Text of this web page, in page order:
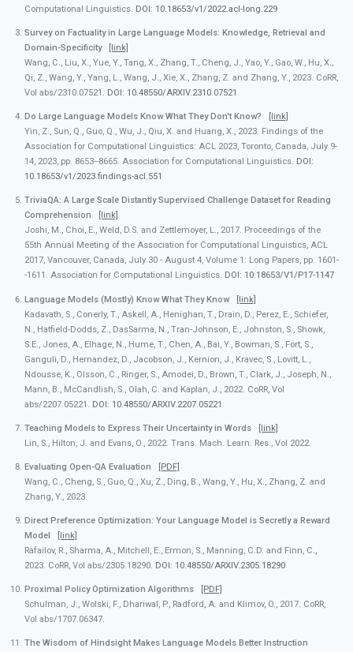
Computational Linguistics. DOI: 10.18653/v1/2022.acl-long.229
Survey on Factuality in Large Language Models: Knowledge, Retrieval and
Domain-Specificity
[link]
Wang, C., Liu, X., Yue, Y., Tang, X., Zhang, T., Cheng, J., Yao, Y., Gao, W., Hu, X.,
Qi, Z., Wang, Y., Yang, L., Wang, J., Xie, X., Zhang, Z. and Zhang, Y., 2023. CoRR,
Vol abs/2310.07521. DOI: 10.48550/ARXIV.2310.07521
Do Large Language Models Know What They Don't Know?
[link]
Yin, Z., Sun, Q., Guo, Q., Wu, J., Qiu, X. and Huang, X., 2023. Findings of the
Association for Computational Linguistics: ACL 2023, Toronto, Canada, July 9-
14, 2023, pp. 8653--8665. Association for Computational Linguistics. DOI:
10.18653/v1/2023.findings-acl.551
TriviaQA: A Large Scale Distantly Supervised Challenge Dataset for Reading
Comprehension
[link]
Joshi, M., Choi, E., Weld, D.S. and Zettlemoyer, L., 2017. Proceedings of the
55th Annual Meeting of the Association for Computational Linguistics, ACL
2017, Vancouver, Canada, July 30 - August 4, Volume 1: Long Papers, pp. 1601-
-1611. Association for Computational Linguistics. DOI: 10.18653/V1/P17-1147
Language Models (Mostly) Know What They Know
[link]
Kadavath, S., Conerly, T., Askell, A., Henighan, T., Drain, D., Perez, E., Schiefer,
N., Hatfield-Dodds, Z., DasSarma, N., Tran-Johnson, E., Johnston, S., Showk,
S.E., Jones, A., Elhage, N., Hume, T., Chen, A., Bai, Y., Bowman, S., Fort, S.,
Ganguli, D., Hernandez, D., Jacobson, J., Kernion, J., Kravec, S., Lovitt, L.,
Ndousse, K., Olsson, C., Ringer, S., Amodei, D., Brown, T., Clark, J., Joseph, N.,
Mann, B., McCandlish, S., Olah, C. and Kaplan, J., 2022. CoRR, Vol
abs/2207.05221. DOI: 10.48550/ARXIV.2207.05221
Teaching Models to Express Their Uncertainty in Words
[link]
Lin, S., Hilton, J. and Evans, O., 2022. Trans. Mach. Learn. Res., Vol 2022.
Evaluating Open-QA Evaluation
[PDF]
Wang, C., Cheng, S., Guo, Q., Xu, Z., Ding, B., Wang, Y., Hu, X., Zhang, Z. and
Zhang, Y., 2023.
Direct Preference Optimization: Your Language Model is Secretly a Reward
Model
[link]
Rafailov, R., Sharma, A., Mitchell, E., Ermon, S., Manning, C.D. and Finn, C.,
2023. CoRR, Vol abs/2305.18290. DOI: 10.48550/ARXIV.2305.18290
Proximal Policy Optimization Algorithms
[PDF]
Schulman, J., Wolski, F., Dhariwal, P., Radford, A. and Klimov, O., 2017. CoRR,
Vol abs/1707.06347.
The Wisdom of Hindsight Makes Language Models Better Instruction